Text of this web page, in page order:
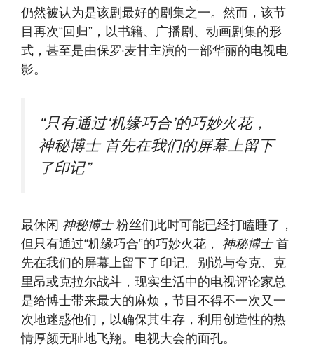
仍然被认为是该剧最好的剧集之一。然而，该节
目再次“回归”，以书籍、广播剧、动画剧集的形
式，甚至是由保罗·麦甘主演的一部华丽的电视电
影。
“只有通过‘机缘巧合’的巧妙火花，
神秘博士首先在我们的屏幕上留下
了印记”
最休闲 神秘博士粉丝们此时可能已经打瞌睡了，
但只有通过“机缘巧合”的巧妙火花， 神秘博士首
先在我们的屏幕上留下了印记。别说与夸克、克
里昂或克拉尔战斗，现实生活中的电视评论家总
是给博士带来最大的麻烦，节目不得不一次又一
次地迷惑他们，以确保其生存，利用创造性的热
情厚颜无耻地飞翔。电视大会的面孔。